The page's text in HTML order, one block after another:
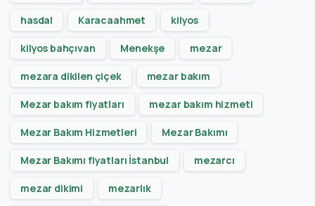
hasdal Karacaahmet kilyos
kilyos bahçıvan Menekşe mezar
mezara dikilen çiçek mezar bakım
Mezar bakım fiyatları mezar bakım hizmeti
Mezar Bakım Hizmetleri Mezar Bakımı
Mezar Bakımı fiyatları İstanbul mezarcı
mezar dikimi mezarlık